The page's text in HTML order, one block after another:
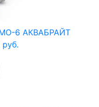
6 АКВАБРАЙТ